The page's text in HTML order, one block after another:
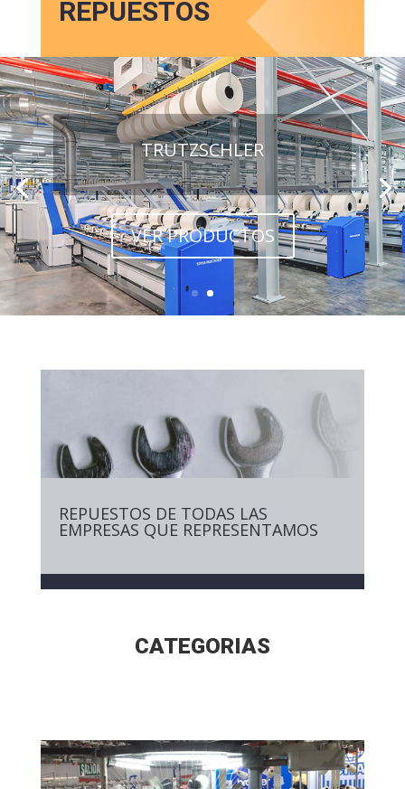
REPUESTOS
TRUTZSCHLER
VER PRODUCTOS
REPUESTOS DE TODAS LAS
EMPRESAS QUE REPRESENTAMOS
CATEGORIAS